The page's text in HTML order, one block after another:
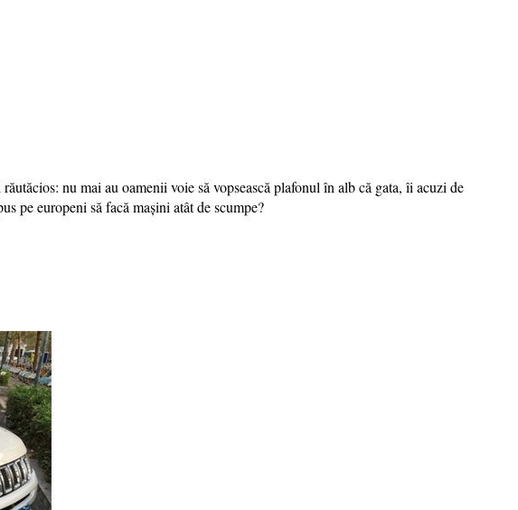
răutăcios: nu mai au oamenii voie să vopsească plafonul în alb că gata, îi acuzi de
pe europeni să facă mașini atât de scumpe?